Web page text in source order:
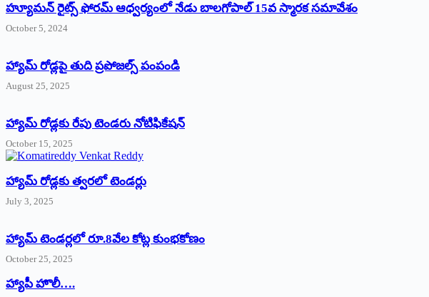
హ్యూమన్‌ రైట్స్‌ ఫోరమ్‌ ఆధ్వర్యంలో నేడు బాలగోపాల్‌ 15వ స్మారక సమావేశం
October 5, 2024
హ్యామ్‌ రోడ్లపై తుది ప్రపోజల్స్‌ పంపండి
August 25, 2025
హ్యామ్‌ రోడ్లకు రేపు టెండరు నోటిఫికేషన్‌
October 15, 2025
హ్యామ్‌ రోడ్లకు త్వరలో టెండర్లు
July 3, 2025
హ్యామ్‌ ‌టెండర్లలో రూ.8వేల కోట్ల కుంభకోణం
October 25, 2025
హ్యాపీ హొలీ….